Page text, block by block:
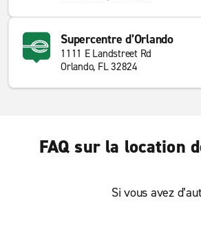
Supercentre d’Orlando
1111 E Landstreet Rd
Orlando, FL 32824
FAQ sur la location
Si vous avez